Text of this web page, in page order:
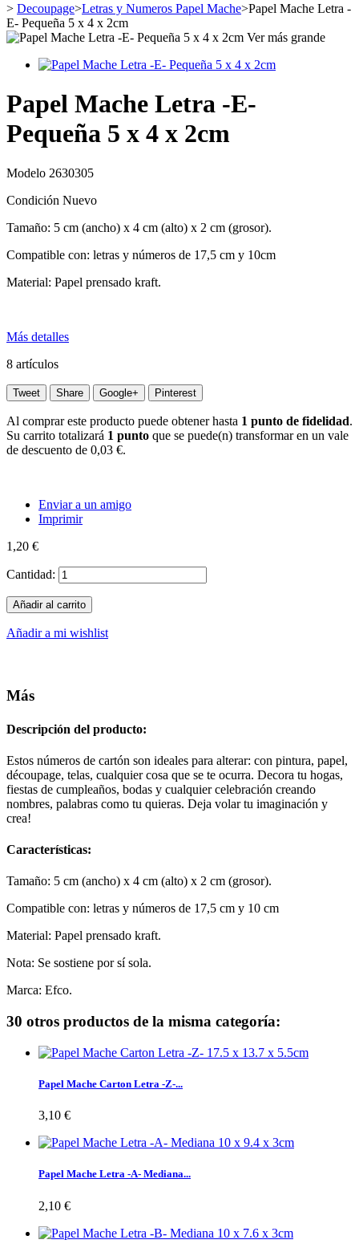
> Decoupage>Letras y Numeros Papel Mache>Papel Mache Letra -
E- Pequeña 5 x 4 x 2cm
Ver más grande
Papel Mache Letra -E-
Pequeña 5 x 4 x 2cm
Modelo 2630305
Condición Nuevo
Tamaño: 5 cm (ancho) x 4 cm (alto) x 2 cm (grosor).
Compatible con: letras y números de 17,5 cm y 10cm
Material: Papel prensado kraft.
Más detalles
8 artículos
Tweet Share Google+ Pinterest
Al comprar este producto puede obtener hasta 1 punto de fidelidad.
Su carrito totalizará 1 punto que se puede(n) transformar en un vale
de descuento de 0,03 €.
Enviar a un amigo
Imprimir
1,20 €
Cantidad:
Añadir al carrito
Añadir a mi wishlist
Más
Descripción del producto:
Estos números de cartón son ideales para alterar: con pintura, papel,
découpage, telas, cualquier cosa que se te ocurra. Decora tu hogas,
fiestas de cumpleaños, bodas y cualquier celebración creando
nombres, palabras como tu quieras. Deja volar tu imaginación y
crea!
Características:
Tamaño: 5 cm (ancho) x 4 cm (alto) x 2 cm (grosor).
Compatible con: letras y números de 17,5 cm y 10 cm
Material: Papel prensado kraft.
Nota: Se sostiene por sí sola.
Marca: Efco.
30 otros productos de la misma categoría:
Papel Mache Carton Letra -Z-...
3,10 €
Papel Mache Letra -A- Mediana...
2,10 €